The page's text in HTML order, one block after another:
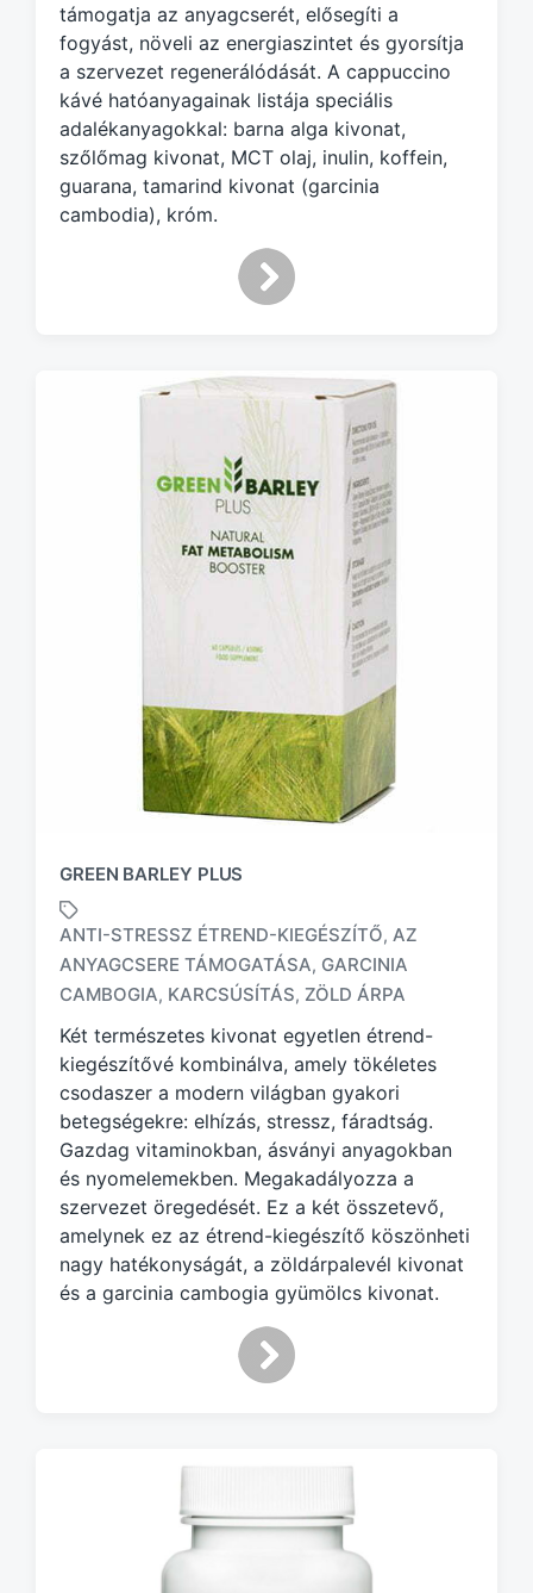
d
w
t
h
támogatja az anyagcserét, elősegíti a
fogyást, növeli az energiaszintet és gyorsítja
a szervezet regenerálódását. A cappuccino
kávé hatóanyagainak listája speciális
adalékanyagokkal: barna alga kivonat,
szőlőmag kivonat, MCT olaj, inulin, koffein,
guarana, tamarind kivonat (garcinia
cambodia), króm.
GREEN BARLEY PLUS
T
a
g
e
d
w
h
ANTI-STRESSZ ÉTREND-KIEGÉSZÍTŐ, AZ
ANYAGCSERE TÁMOGATÁSA, GARCINIA
CAMBOGIA, KARCSÚSÍTÁS, ZÖLD ÁRPA
Két természetes kivonat egyetlen étrend-
kiegészítővé kombinálva, amely tökéletes
csodaszer a modern világban gyakori
betegségekre: elhízás, stressz, fáradtság.
Gazdag vitaminokban, ásványi anyagokban
és nyomelemekben. Megakadályozza a
szervezet öregedését. Ez a két összetevő,
amelynek ez az étrend-kiegészítő köszönheti
nagy hatékonyságát, a zöldárpalevél kivonat
és a garcinia cambogia gyümölcs kivonat.